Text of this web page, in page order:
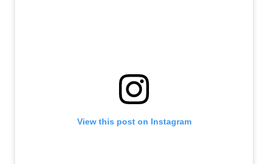
View this post on Instagram